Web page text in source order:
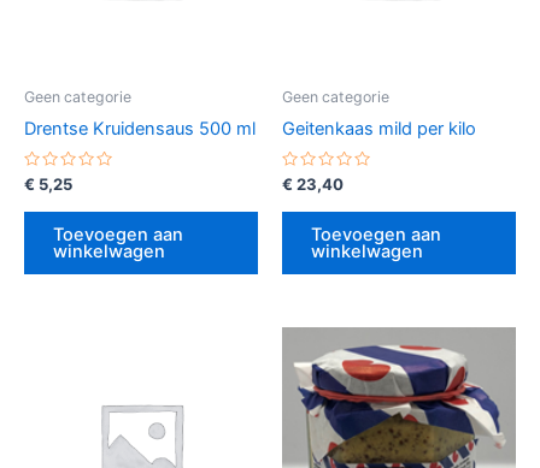
Geen categorie
Drentse Kruidensaus 500 ml
Gewaardeerd
uit
€ 5,25
Toevoegen aan
winkelwagen
Geen categorie
Geitenkaas mild per kilo
Gewaardeerd
uit
€ 23,40
Toevoegen aan
winkelwagen